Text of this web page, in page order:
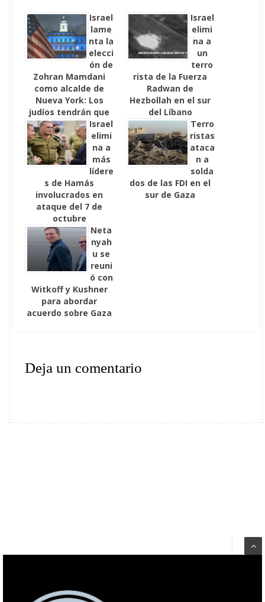
Israel
lame
nta la
elecci
ón de
Zohran Mamdani
como alcalde de
Nueva York: Los
judíos tendrán que
huir
Israel
elimi
na a
un
terro
rista de la Fuerza
Radwan de
Hezbollah en el sur
del Líbano
Israel
elimi
na a
más
lídere
s de Hamás
involucrados en
ataque del 7 de
octubre
Terro
ristas
ataca
n a
solda
dos de las FDI en el
sur de Gaza
Neta
nyah
u se
reuni
ó con
Witkoff y Kushner
para abordar
acuerdo sobre Gaza
Deja un comentario